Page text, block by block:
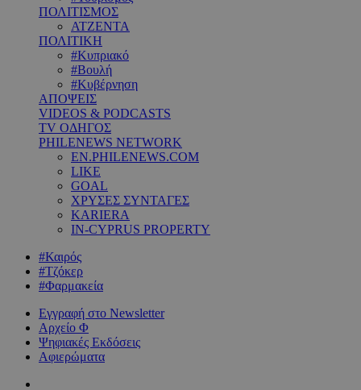
ΠΟΛΙΤΙΣΜΟΣ
ΑΤΖΕΝΤΑ
ΠΟΛΙΤΙΚΗ
#Κυπριακό
#Βουλή
#Κυβέρνηση
ΑΠΟΨΕΙΣ
VIDEOS & PODCASTS
TV ΟΔΗΓΟΣ
PHILENEWS NETWORK
EN.PHILENEWS.COM
LIKE
GOAL
ΧΡΥΣΕΣ ΣΥΝΤΑΓΕΣ
KARIERA
IN-CYPRUS PROPERTY
#Καιρός
#Τζόκερ
#Φαρμακεία
Εγγραφή στο Newsletter
Αρχείο Φ
Ψηφιακές Εκδόσεις
Αφιερώματα